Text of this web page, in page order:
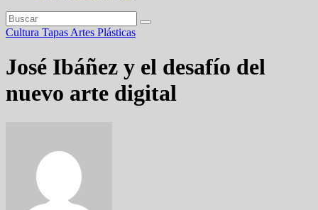
Cultura Tapas Artes Plásticas
José Ibáñez y el desafío del
nuevo arte digital